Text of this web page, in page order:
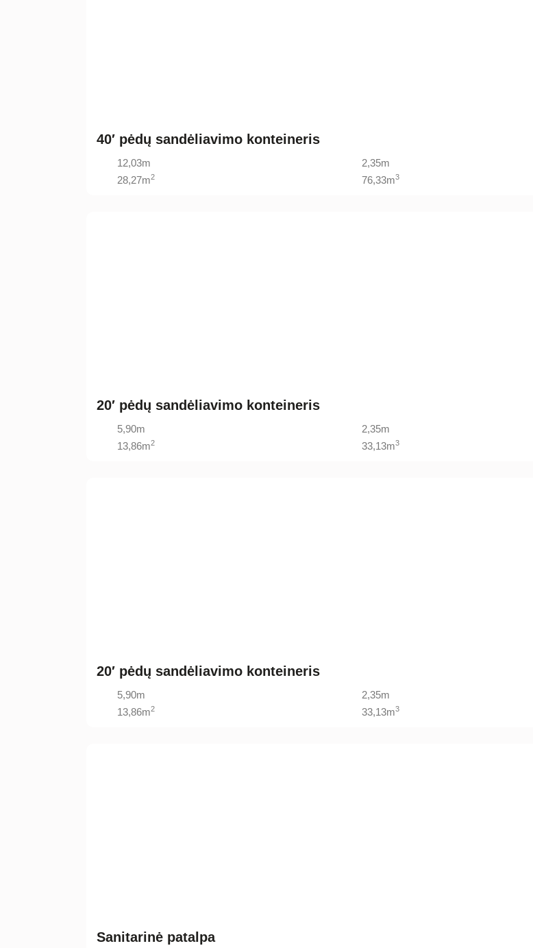
40′ pėdų sandėliavimo konteineris
12,03m 2,35m
28,27m2 76,33m3
20′ pėdų sandėliavimo konteineris
5,90m 2,35m
13,86m2 33,13m3
20′ pėdų sandėliavimo konteineris
5,90m 2,35m
13,86m2 33,13m3
Sanitarinė patalpa